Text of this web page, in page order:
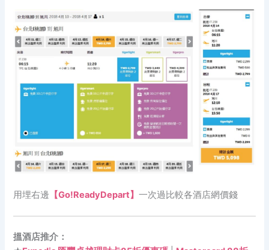
用埋右邊 【Go!ReadyDepart】一次過比較各酒店網價錢
搵酒店推介：